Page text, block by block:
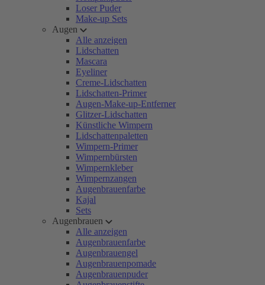
Loser Puder
Make-up Sets
Augen
Alle anzeigen
Lidschatten
Mascara
Eyeliner
Creme-Lidschatten
Lidschatten-Primer
Augen-Make-up-Entferner
Glitzer-Lidschatten
Künstliche Wimpern
Lidschattenpaletten
Wimpern-Primer
Wimpernbürsten
Wimpernkleber
Wimpernzangen
Augenbrauenfarbe
Kajal
Sets
Augenbrauen
Alle anzeigen
Augenbrauenfarbe
Augenbrauengel
Augenbrauenpomade
Augenbrauenpuder